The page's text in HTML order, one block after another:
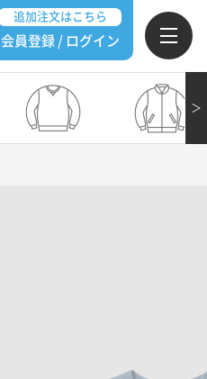
追加注文はこちら
会員登録 / ログイン
＞